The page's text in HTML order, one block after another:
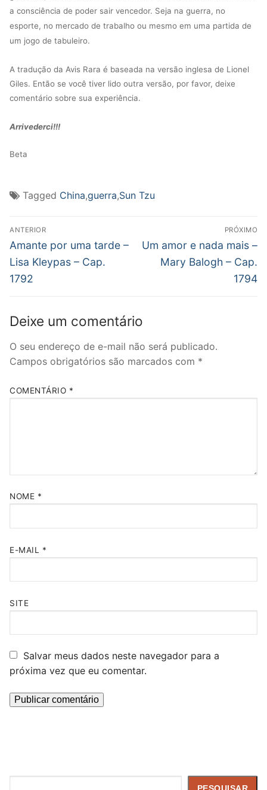
a consciência de poder sair vencedor. Seja na guerra, no
esporte, no mercado de trabalho ou mesmo em uma partida de
um jogo de tabuleiro.
A tradução da Avis Rara é baseada na versão inglesa de Lionel
Giles. Então se você tiver lido outra versão, por favor, deixe
comentário sobre sua experiência.
Arrivederci!!!
Beta
Tagged China,guerra,Sun Tzu
Navegação
de
Post
ANTERIOR
Post
anterior:
Amante por uma tarde –
Lisa Kleypas – Cap.
1792
PRÓXIMO
Próximo
post:
Um amor e nada mais –
Mary Balogh – Cap.
1794
Deixe um comentário
O seu endereço de e-mail não será publicado.
Campos obrigatórios são marcados com *
COMENTÁRIO *
NOME *
E-MAIL *
SITE
Salvar meus dados neste navegador para a
próxima vez que eu comentar.